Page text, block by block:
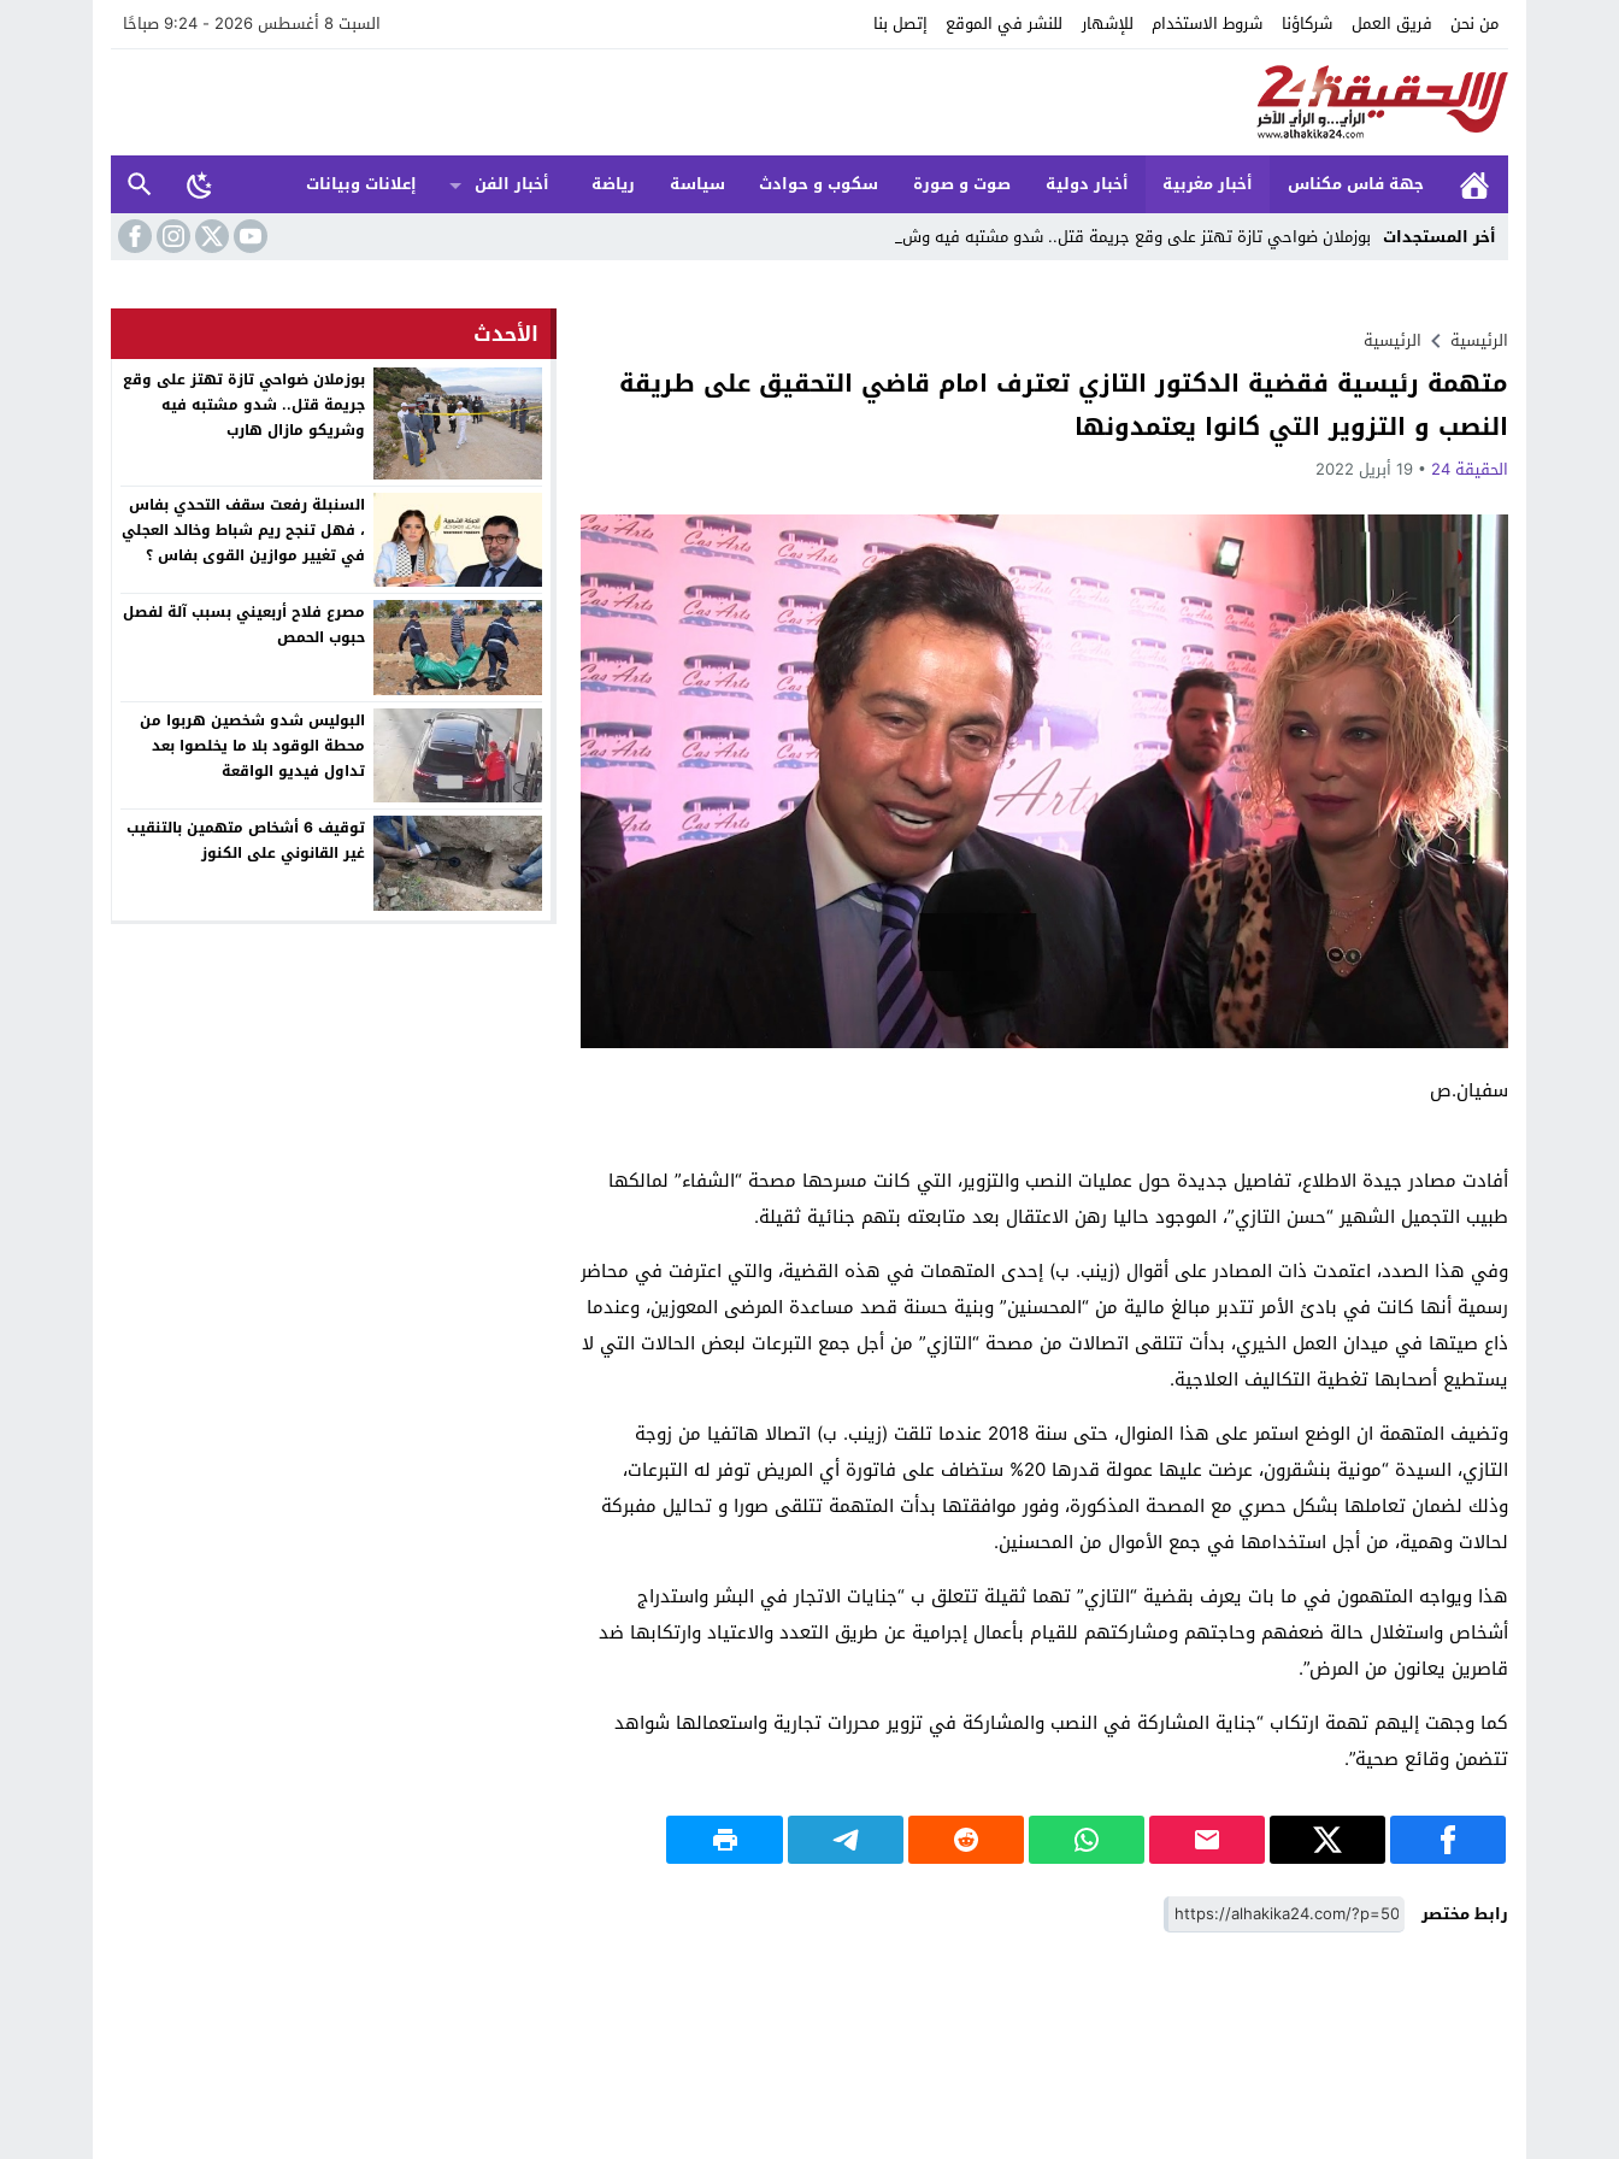
من نحن فريق العمل شركاؤنا شروط الاستخدام للإشهار للنشر في الموقع إتصل بنا السبت 8 أغسطس 2026 - 9:24 صباحًا
جهة فاس مكناس أخبار مغربية أخبار دولية صوت و صورة سكوب و حوادث سياسة رياضة أخبار الفن
إعلانات وبيانات
أخر المستجدات بوزملان ضواحي تازة تهتز على وقع جريمة قتل.. شدو مشتبه فيه وشريكو ماز_
Previous
Next
الرئيسية الرئيسية
متهمة رئيسية فقضية الدكتور التازي تعترف امام قاضي التحقيق على طريقة
النصب و التزوير التي كانوا يعتمدونها
الحقيقة 24 19 أبريل 2022
سفيان.ص
أفادت مصادر جيدة الاطلاع، تفاصيل جديدة حول عمليات النصب والتزوير، التي كانت مسرحها مصحة “الشفاء” لمالكها
طبيب التجميل الشهير “حسن التازي”، الموجود حاليا رهن الاعتقال بعد متابعته بتهم جنائية ثقيلة.
وفي هذا الصدد، اعتمدت ذات المصادر على أقوال (زينب. ب) إحدى المتهمات في هذه القضية، والتي اعترفت في محاضر
رسمية أنها كانت في بادئ الأمر تتدبر مبالغ مالية من “المحسنين” وبنية حسنة قصد مساعدة المرضى المعوزين، وعندما
ذاع صيتها في ميدان العمل الخيري، بدأت تتلقى اتصالات من مصحة “التازي” من أجل جمع التبرعات لبعض الحالات التي لا
يستطيع أصحابها تغطية التكاليف العلاجية.
وتضيف المتهمة ان الوضع استمر على هذا المنوال، حتى سنة 2018 عندما تلقت (زينب. ب) اتصالا هاتفيا من زوجة
التازي، السيدة “مونية بنشقرون، عرضت عليها عمولة قدرها 20% ستضاف على فاتورة أي المريض توفر له التبرعات،
وذلك لضمان تعاملها بشكل حصري مع المصحة المذكورة، وفور موافقتها بدأت المتهمة تتلقى صورا و تحاليل مفبركة
لحالات وهمية، من أجل استخدامها في جمع الأموال من المحسنين.
هذا ويواجه المتهمون في ما بات يعرف بقضية “التازي” تهما ثقيلة تتعلق ب “جنايات الاتجار في البشر واستدراج
أشخاص واستغلال حالة ضعفهم وحاجتهم ومشاركتهم للقيام بأعمال إجرامية عن طريق التعدد والاعتياد وارتكابها ضد
قاصرين يعانون من المرض”.
كما وجهت إليهم تهمة ارتكاب “جناية المشاركة في النصب والمشاركة في تزوير محررات تجارية واستعمالها شواهد
تتضمن وقائع صحية”.
رابط مختصر
الأحدث
بوزملان ضواحي تازة تهتز على وقع
جريمة قتل.. شدو مشتبه فيه
وشريكو مازال هارب
السنبلة رفعت سقف التحدي بفاس
، فهل تنجح ريم شباط وخالد العجلي
في تغيير موازين القوى بفاس ؟
مصرع فلاح أربعيني بسبب آلة لفصل
حبوب الحمص
البوليس شدو شخصين هربوا من
محطة الوقود بلا ما يخلصوا بعد
تداول فيديو الواقعة
توقيف 6 أشخاص متهمين بالتنقيب
غير القانوني على الكنوز